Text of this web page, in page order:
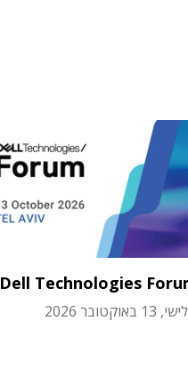
Dell Technologies
באוקטובר 2026